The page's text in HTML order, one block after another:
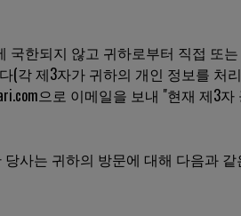
국한되지 않고 귀하로부터 직접
각 제3자가 귀하의 개인 정보를 처
으로 이메일을 보내 "현재 제3
사는 귀하의 방문에 대해 다음과